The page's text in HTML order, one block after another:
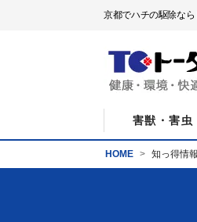
京都でハチの駆除な
害獣・害虫
HOME 知っ得情